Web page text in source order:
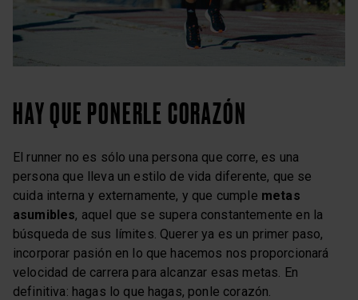
HAY QUE PONERLE CORAZÓN
El runner no es sólo una persona que corre, es una
persona que lleva un estilo de vida diferente, que se
cuida interna y externamente, y que cumple metas
asumibles, aquel que se supera constantemente en la
búsqueda de sus límites. Querer ya es un primer paso,
incorporar pasión en lo que hacemos nos proporcionará
velocidad de carrera para alcanzar esas metas. En
definitiva: hagas lo que hagas, ponle corazón.